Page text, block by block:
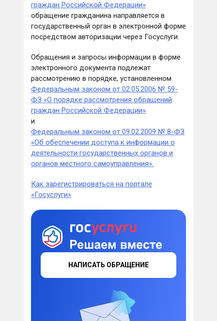
граждан Российской Федерации»
обращение гражданина направляется в
государственный орган в электронной форме
посредством авторизации через Госуслуги.
Обращения и запросы информации в форме
электронного документа подлежат
рассмотрению в порядке, установленном
Федеральным законом от 02.05.2006 № 59-
ФЗ «О порядке рассмотрения обращений
граждан Российской Федерации»
и
Федеральным законом от 09.02.2009 № 8-ФЗ
«Об обеспечении доступа к информации о
деятельности государственных органов и
органов местного самоуправления».
Как зарегистрироваться на портале
«Госуслуги»
НАПИСАТЬ ОБРАЩЕНИЕ